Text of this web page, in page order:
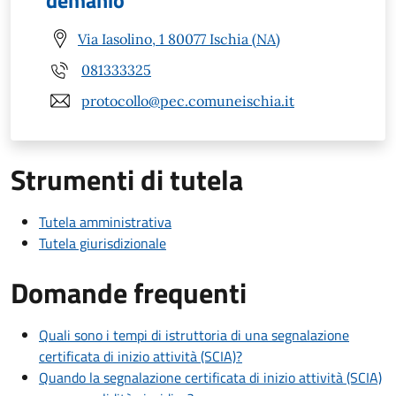
Via Iasolino, 1 80077 Ischia (NA)
081333325
protocollo@pec.comuneischia.it
Strumenti di tutela
Tutela amministrativa
Tutela giurisdizionale
Domande frequenti
Quali sono i tempi di istruttoria di una segnalazione
certificata di inizio attività (SCIA)?
Quando la segnalazione certificata di inizio attività (SCIA)